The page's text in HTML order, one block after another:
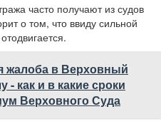
часто получают из судов
о том, что ввиду сильной
жалоба в Верховный
- как и в какие сроки
Верховного Суда